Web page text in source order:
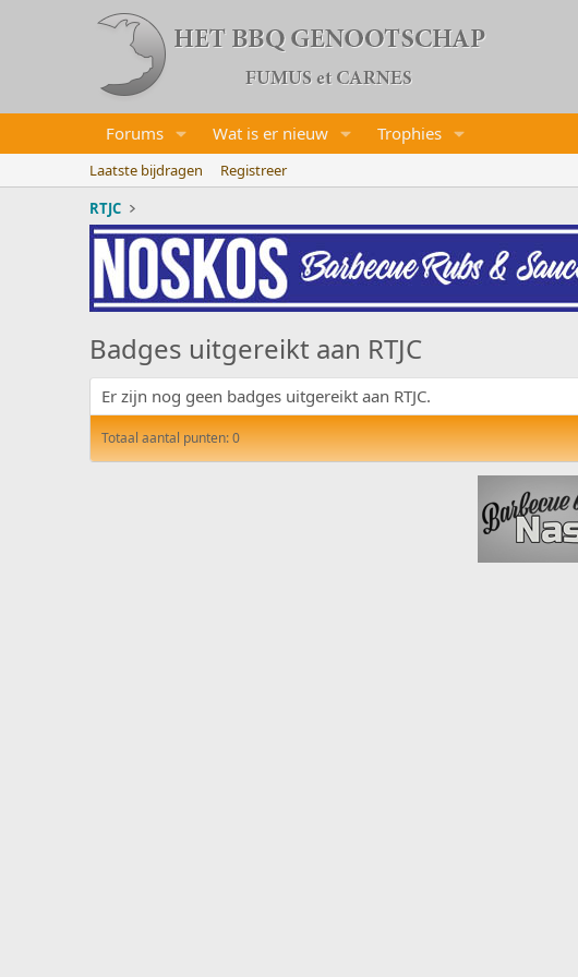
Forums Wat is er nieuw Trophies
Laatste bijdragen
Registreer
RTJC
Badges uitgereikt aan RTJC
Er zijn nog geen badges uitgereikt aan RTJC.
Totaal aantal punten: 0